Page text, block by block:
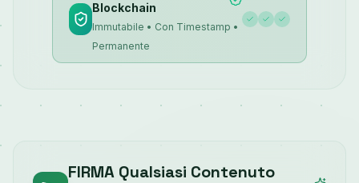
Blockchain
Immutabile • Con Timestamp •
Permanente
FIRMA Qualsiasi Contenuto